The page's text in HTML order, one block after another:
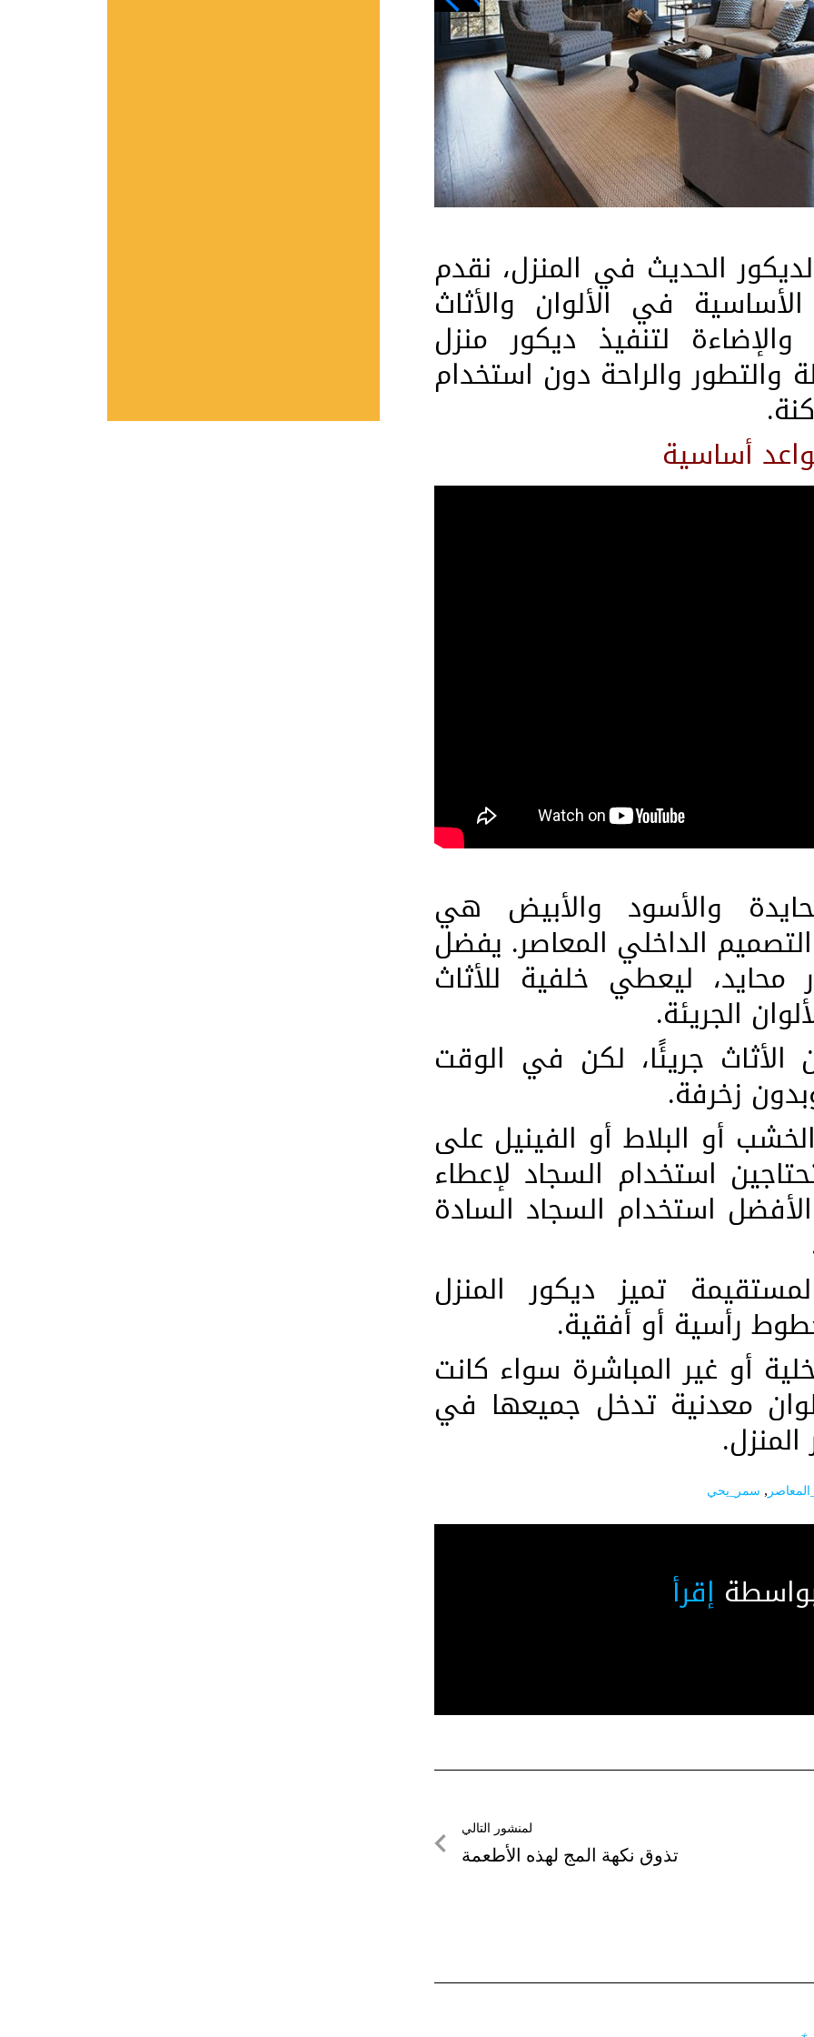
الحديث في المنزل، نقدم
في الألوان والأثاث
لتنفيذ ديكور منزل
والتطور والراحة دون استخدام
أساسية
والأسود والأبيض هي
الداخلي المعاصر. يفضل
محايد، ليعطي خلفية للأثاث
الجريئة.
جريئًا، لكن في الوقت
زخرفة.
أو البلاط أو الفينيل على
استخدام السجاد لإعطاء
استخدام السجاد السادة
تميز ديكور المنزل
رأسية أو أفقية.
أو غير المباشرة سواء كانت
معدنية تدخل جميعها في
, سمر_يحي
إقرأ
لمنشور التالي
لمنشور
تذوق نكهة المج لهذه الأطعمة